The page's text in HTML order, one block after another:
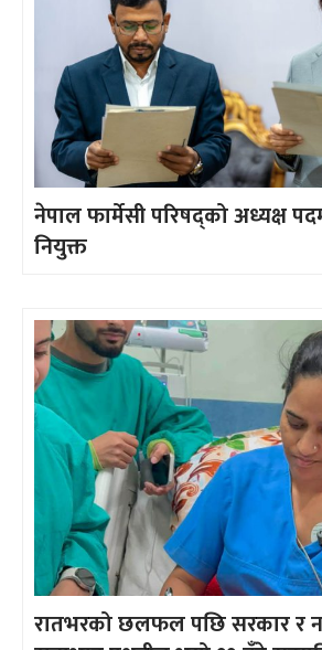
नेपाल फार्मेसी परिषद्को अध्यक्ष
नियुक्त
रातभरको छलफल पछि सरकार र